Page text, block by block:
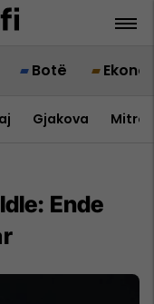
Botë
Gjakova
Ende